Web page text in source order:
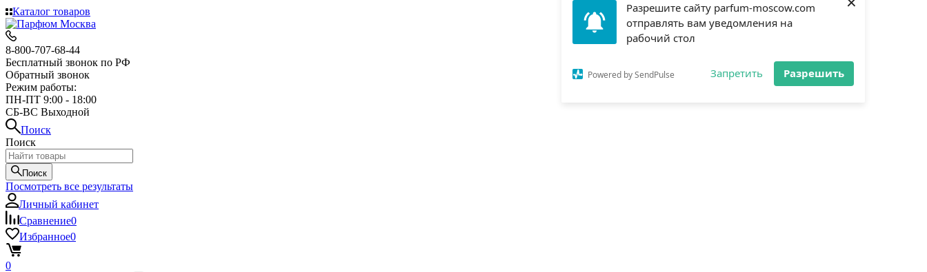
Разрешите сайту parfum-moscow.com
отправлять вам уведомления на
рабочий стол
Запретить Разрешить
×
Каталог товаров
8-800-707-68-44
Бесплатный звонок по РФ
Обратный звонок
Режим работы:
ПН-ПТ 9:00 - 18:00
СБ-ВС Выходной
Поиск
Поиск
Поиск
Посмотреть все результаты
Личный кабинет
Сравнение0
Избранное0
0